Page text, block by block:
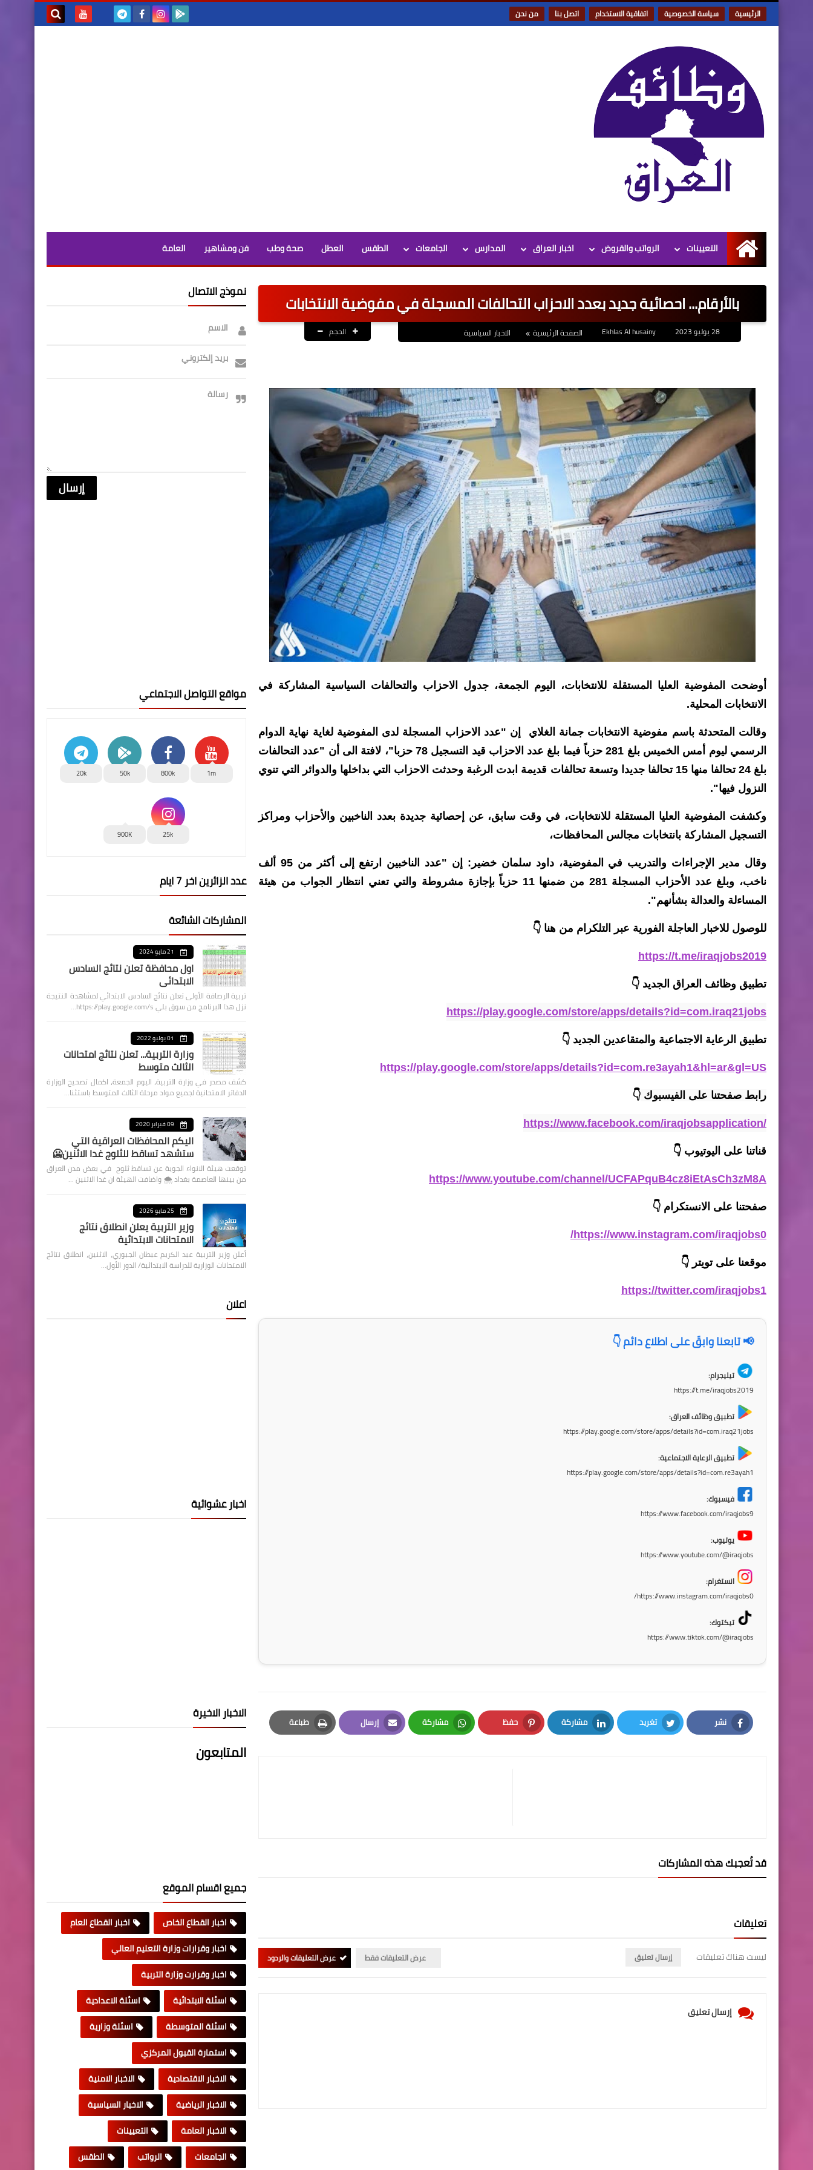
الرئيسية سياسة الخصوصية اتفاقية الاستخدام اتصل بنا من نحن
الرئيسية
التعيينات الرواتب والقروض اخبار العراق المدارس الجامعات الطقس العطل صحة وطب فن ومشاهير العامة
بالأرقام... احصائية جديد بعدد الاحزاب التحالفات المسجلة في مفوضية الانتخابات
Ekhlas Al husainy الصفحة الرئيسية الاخبار السياسية الحجم
أوضحت المفوضية العليا المستقلة للانتخابات، اليوم الجمعة، جدول الاحزاب والتحالفات السياسية المشاركة في
الانتخابات المحلية.
وقالت المتحدثة باسم مفوضية الانتخابات جمانة الغلاي إن "عدد الاحزاب المسجلة لدى المفوضية لغاية نهاية الدوام
الرسمي ليوم أمس الخميس بلغ 281 حزباً فيما بلغ عدد الاحزاب قيد التسجيل 78 حزبا"، لافتة الى أن "عدد التحالفات
بلغ 24 تحالفا منها 15 تحالفا جديدا وتسعة تحالفات قديمة ابدت الرغبة وحدثت الاحزاب التي بداخلها والدوائر التي تنوي
النزول فيها".
وكشفت المفوضية العليا المستقلة للانتخابات، في وقت سابق، عن إحصائية جديدة بعدد الناخبين والأحزاب ومراكز
التسجيل المشاركة بانتخابات مجالس المحافظات،
وقال مدير الإجراءات والتدريب في المفوضية، داود سلمان خضير: إن "عدد الناخبين ارتفع إلى أكثر من 95 ألف
ناخب، وبلغ عدد الأحزاب المسجلة 281 من ضمنها 11 حزباً بإجازة مشروطة والتي تعني انتظار الجواب من هيئة
المساءلة والعدالة بشأنهم".
للوصول للاخبار العاجلة الفورية عبر التلكرام من هنا 👇
https://t.me/iraqjobs2019
تطبيق وظائف العراق الجديد 👇
https://play.google.com/store/apps/details?id=com.iraq21jobs
تطبيق الرعاية الاجتماعية والمتقاعدين الجديد 👇
https://play.google.com/store/apps/details?id=com.re3ayah1&hl=ar&gl=US
رابط صفحتنا على الفيسبوك 👇
https://www.facebook.com/iraqjobsapplication/
قناتنا على اليوتيوب 👇
https://www.youtube.com/channel/UCFAPquB4cz8iEtAsCh3zM8A
صفحتنا على الانستكرام 👇
https://www.instagram.com/iraqjobs0/
موقعنا على تويتر 👇
https://twitter.com/iraqjobs1
📢 تابعنا وابقَ على اطلاع دائم 👇
تيليجرام:
https://t.me/iraqjobs2019
تطبيق وظائف العراق:
https://play.google.com/store/apps/details?id=com.iraq21jobs
تطبيق الرعاية الاجتماعية:
https://play.google.com/store/apps/details?id=com.re3ayah1
فيسبوك:
https://www.facebook.com/iraqjobs9
يوتيوب:
https://www.youtube.com/@iraqjobs
انستغرام:
https://www.instagram.com/iraqjobs0/
تيكتوك:
https://www.tiktok.com/@iraqjobs
نشر
Facebook
تغريد
Twitter
مشاركة
LinkedIn
حفظ
Pinterest
مشاركة
Whatsapp
إرسال
Email
طباعة
Print
قد تُعجبك هذه المشاركات
تعليقات
ليست هناك تعليقات إرسال تعليق عرض التعليقات فقط عرض التعليقات والردود
إرسال تعليق
نموذج الاتصال
الاسم
بريد إلكتروني
رسالة
مواقع التواصل الاجتماعي
1m
800k
50k
20k
25k
900K
عدد الزائرين اخر 7 ايام
المشاركات الشائعة
21 مايو 2024
اول محافظة تعلن نتائج السادس
الابتدائي
تربية الرصافة الأولى تعلن نتائج السادس الابتدائي لمشاهدة النتيجة
نزل هذا البرنامج من سوق بلي https://play.google.com/s…
01 يوليو 2022
وزارة التربية... تعلن نتائج امتحانات
الثالث متوسط
كشف مصدر في وزارة التربية، اليوم الجمعة، اكمال تصحيح الوزارة
الدفاتر الامتحانية لجميع مواد مرحلة الثالث المتوسط باستثنا…
09 فبراير 2020
اليكم المحافظات العراقية التي
ستشهد تساقط للثلوج غدا الاثنين🥶
توقعت هيئة الانواء الجوية عن تساقط ثلوج في بعض مدن العراق
من بينها العاصمة بغداد ⁦🌨️⁩ واضافت الهيئة ان غدا الاثنين …
25 مايو 2026
وزير التربية يعلن انطلاق نتائج
الامتحانات الابتدائية
أعلن وزير التربية عبد الكريم عبطان الجبوري، الاثنين، انطلاق نتائج
الامتحانات الوزارية للدراسة الابتدائية/ الدور الأول…
اعلان
اخبار عشوائية
الاخبار الاخيرة
المتابعون
جميع اقسام الموقع
اخبار القطاع الخاص
اخبار القطاع العام
اخبار وقرارات وزارة التعليم العالي
اخبار وقرارت وزارة التربية
اسئلة الابتدائية
اسئلة الاعدادية
اسئلة المتوسطة
اسئلة وزارية
استمارة القبول المركزي
الاخبار الاقتصادية
الاخبار الامنية
الاخبار الرياضية
الاخبار السياسية
الاخبار العامة
التعيينات
الجامعات
الرواتب الطقس